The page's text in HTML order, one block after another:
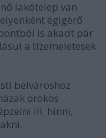
lakótelep van
égigérő
is akadt pár
a tízemeletesek
belvároshoz
örökös
ill. hinni,